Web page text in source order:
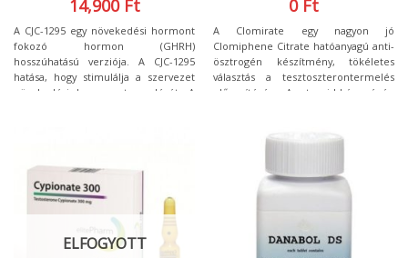
14,900 Ft
A CJC-1295 egy növekedési hormont
fokozó hormon (GHRH)
hosszúhatású verziója. A CJC-1295
hatása, hogy stimulálja a szervezet
növekedési hormon termelését. A
0 Ft
A Clomirate egy nagyon jó
Clomiphene Citrate hatóanyagú anti-
ösztrogén készítmény, tökéletes
választás a tesztoszterontermelés
elősegítésére. A szteroid kúra végén
szteroidok hatására a szervezet
így szükséges annak serkentése.
ELFOGYOTT